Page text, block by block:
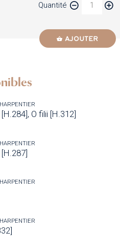
Quantité
AJOUTER
O filii [H.312]